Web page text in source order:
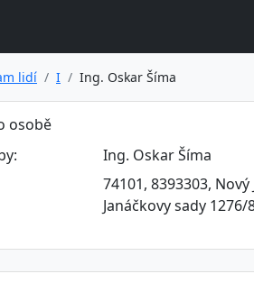
lidí I Ing. Oskar Šíma
osobě
Ing. Oskar Šíma
74101, 8393303, Nový
Janáčkovy sady 1276/